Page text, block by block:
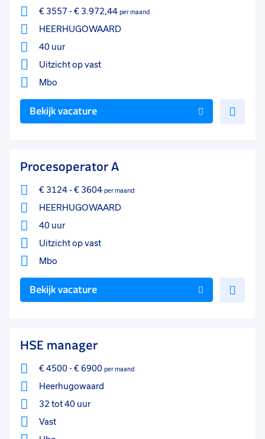
€ 3557 - € 3.972,44 per maand
HEERHUGOWAARD
40 uur
Uitzicht op vast
Mbo
Bekijk vacature
Procesoperator A
€ 3124- € 3604 per maand
HEERHUGOWAARD
40 uur
Uitzicht op vast
Mbo
Bekijk vacature
HSE manager
€ 4500- € 6900 per maand
Heerhugowaard
32 tot 40 uur
Vast